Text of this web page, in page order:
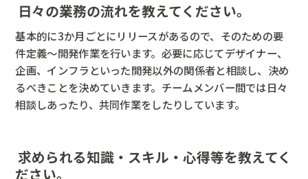
日々の業務の流れを教えてください。
基本的に3か月ごとにリリースがあるので、そのための要
件定義〜開発作業を行います。必要に応じてデザイナー、
企画、インフラといった開発以外の関係者と相談し、決め
るべきことを決めていきます。チームメンバー間では日々
相談しあったり、共同作業をしたりしています。
求められる知識・スキル・心得等を教えてく
ださい。